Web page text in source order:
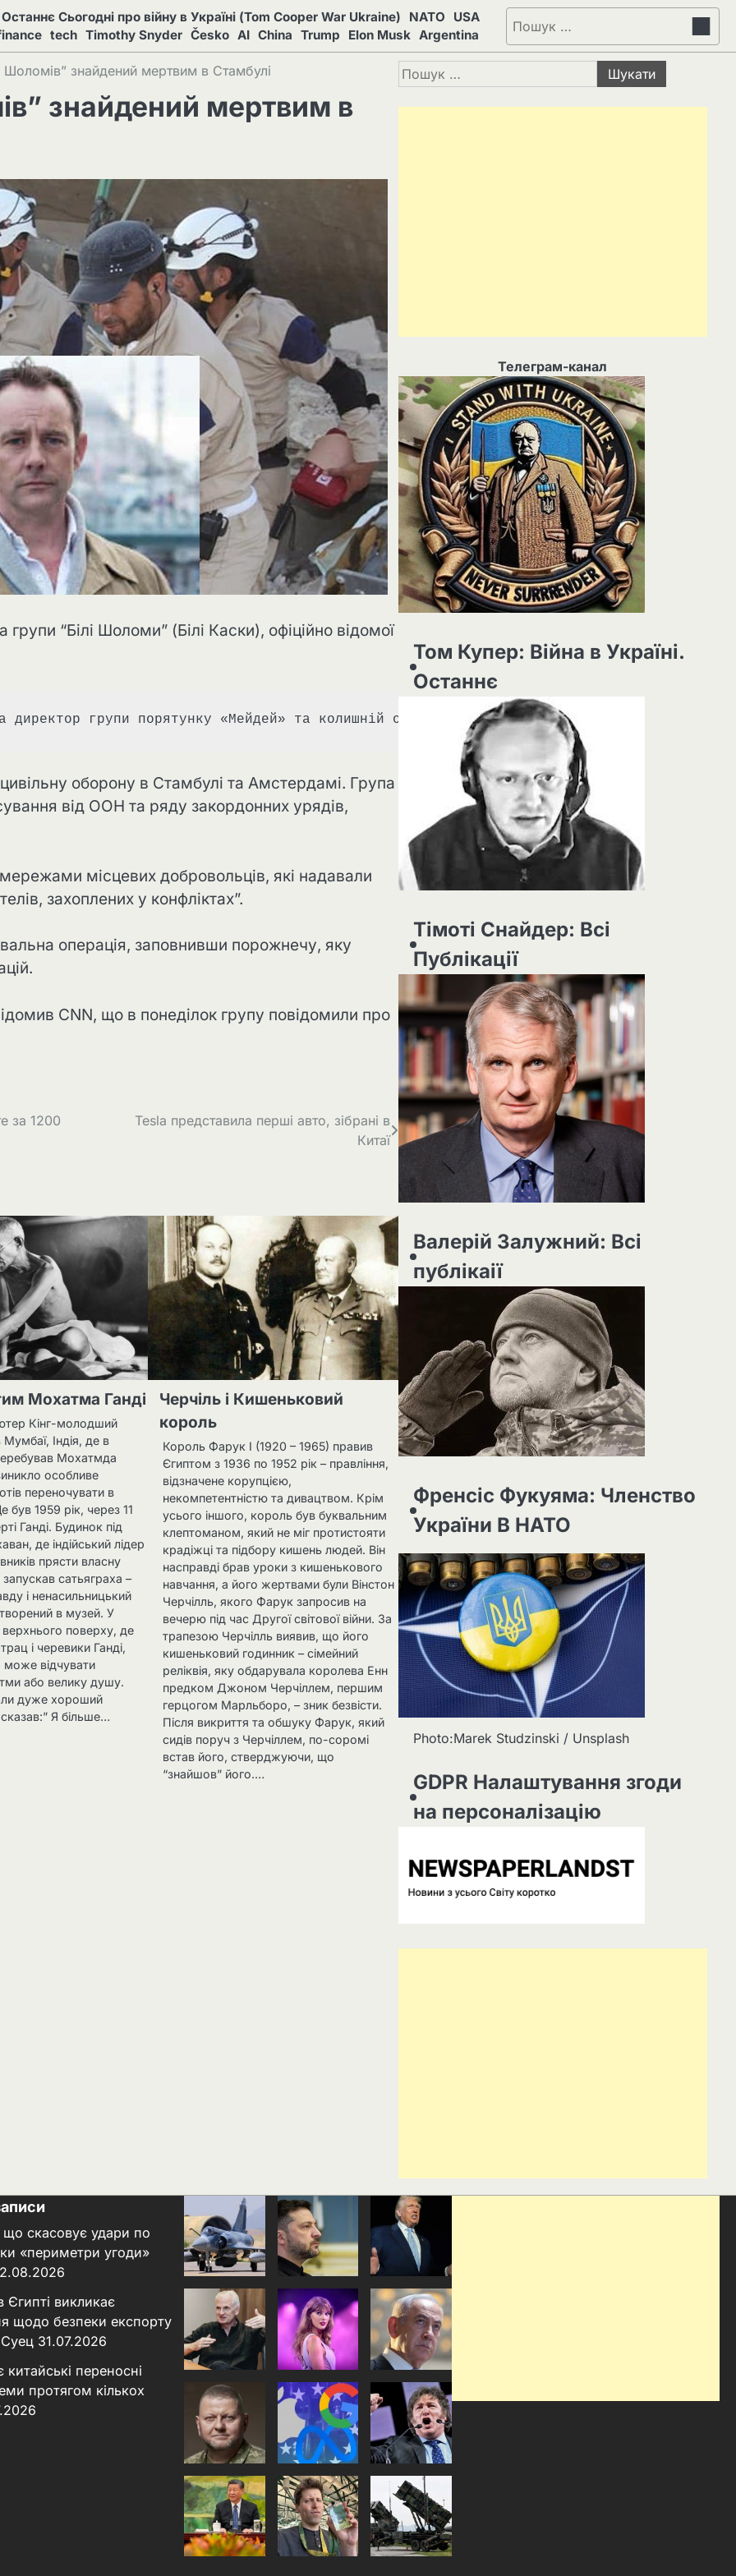
Сьогодні про війну в Україні (Tom Cooper War Ukraine) NATO
USA
tech Timothy Snyder Česko AI China Trump Elon Musk Argentina
Пошук:
Шоломів” знайдений мертвим в Стамбулі
знайдений мертвим в
“Білі Шоломи” (Білі Каски), офіційно відомої
групи порятунку «Мейдей» та колишній офіцер британської армії, загинув рано в
оборону в Стамбулі та Амстердамі. Група
від ООН та ряду закордонних урядів,
місцевих добровольців, які надавали
захоплених у конфліктах”.
операція, заповнивши порожнечу, яку
CNN, що в понеділок групу повідомили про
за 1200
Tesla представила перші авто, зібрані в
Китаї
Мохатма Ганді
Кінг-молодший
Мумбаї, Індія, де в
Мохатмда
особливе
переночувати в
був 1959 рік, через 11
Ганді. Будинок під
де індійський лідер
прясти власну
запускав сатьяграха –
і ненасильницький
в музей. У
верхнього поверху, де
і черевики Ганді,
може відчувати
або велику душу.
дуже хороший
Я більше…
Черчіль і Кишеньковий
король
Король Фарук I (1920 – 1965) правив
Єгиптом з 1936 по 1952 рік – правління,
відзначене корупцією,
некомпетентністю та дивацтвом. Крім
усього іншого, король був буквальним
клептоманом, який не міг протистояти
крадіжці та підбору кишень людей. Він
насправді брав уроки з кишенькового
навчання, а його жертвами були Вінстон
Черчілль, якого Фарук запросив на
вечерю під час Другої світової війни. За
трапезою Черчілль виявив, що його
кишеньковий годинник – сімейний
реліквія, яку обдарувала королева Енн
предком Джоном Черчіллем, першим
герцогом Марльборо, – зник безвісти.
Після викриття та обшуку Фарук, який
сидів поруч з Черчіллем, по-соромі
встав його, стверджуючи, що
“знайшов” його.…
Пошук:
Телеграм-канал
Том Купер: Війна в Україні.
Останнє
Тімоті Снайдер: Всі
Публікації
Валерій Залужний: Всі
публікаії
Френсіс Фукуяма: Членство
України В НАТО
Photo:Marek Studzinski / Unsplash
GDPR Налаштування згоди
на персоналізацію
скасовує удари по
«периметри угоди»
викликає
щодо безпеки експорту
31.07.2026
китайські переносні
протягом кількох